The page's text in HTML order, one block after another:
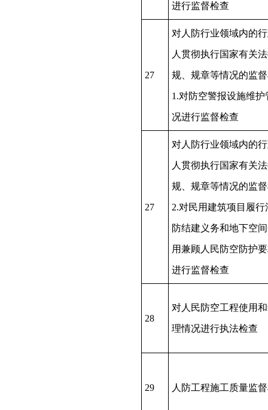
进行监督检查
27
对人防行业领域内的
人贯彻执行国家有关
规、规章等情况的监
1.对防空警报设施维护
况进行监督检查
27
对人防行业领域内的
人贯彻执行国家有关
规、规章等情况的监
2.对民用建筑项目履行
防结建义务和地下空
用兼顾人民防空防护
进行监督检查
28
对人民防空工程使用
理情况进行执法检查
29 人防工程施工质量监